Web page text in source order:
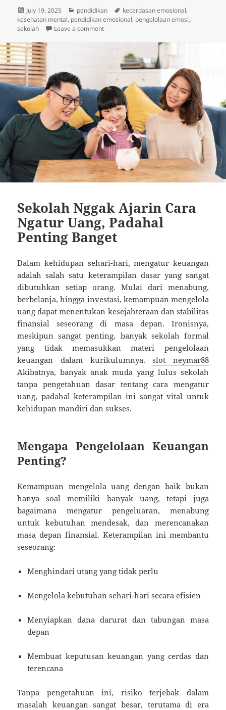
Posted
on
July 19, 2025 Categories
pendidikan Tags
kecerdasan emosional,
kesehatan mental, pendidikan emosional, pengelolaan emosi,
sekolah
Leave a commenton Sekolah 12 Tahun, Tapi Nggak Pernah
Sekolah Nggak Ajarin Cara
Ngatur Uang, Padahal
Penting Banget
Dalam kehidupan sehari-hari, mengatur keuangan
adalah salah satu keterampilan dasar yang sangat
dibutuhkan setiap orang. Mulai dari menabung,
berbelanja, hingga investasi, kemampuan mengelola
uang dapat menentukan kesejahteraan dan stabilitas
finansial seseorang di masa depan. Ironisnya,
meskipun sangat penting, banyak sekolah formal
yang tidak memasukkan materi pengelolaan
keuangan dalam kurikulumnya.slot neymar88
Akibatnya, banyak anak muda yang lulus sekolah
tanpa pengetahuan dasar tentang cara mengatur
uang, padahal keterampilan ini sangat vital untuk
kehidupan mandiri dan sukses.
Mengapa Pengelolaan Keuangan
Penting?
Kemampuan mengelola uang dengan baik bukan
hanya soal memiliki banyak uang, tetapi juga
bagaimana mengatur pengeluaran, menabung
untuk kebutuhan mendesak, dan merencanakan
masa depan finansial. Keterampilan ini membantu
seseorang:
Menghindari utang yang tidak perlu
Mengelola kebutuhan sehari-hari secara efisien
Menyiapkan dana darurat dan tabungan masa
depan
Membuat keputusan keuangan yang cerdas dan
terencana
Tanpa pengetahuan ini, risiko terjebak dalam
masalah keuangan sangat besar, terutama di era